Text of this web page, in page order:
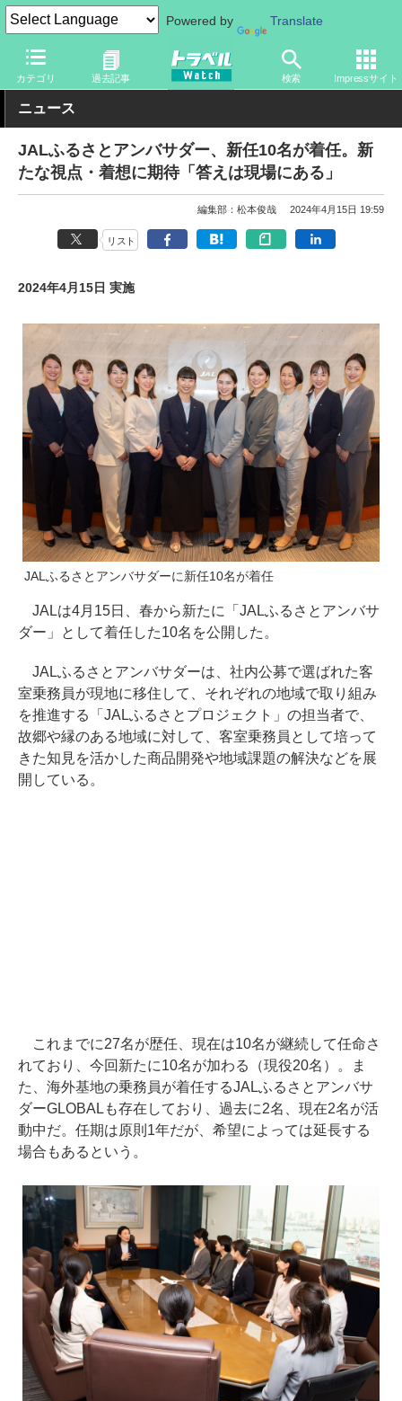
Powered by Translate
カテゴリ 過去記事 検索 Impressサイト
トラベル Watch 企業・政府・官庁 国内エアライン JAL
ニュース
JALふるさとアンバサダー、新任10名が着任。新
たな視点・着想に期待「答えは現場にある」
編集部：松本俊哉 2024年4月15日 19:59
リスト
2024年4月15日 実施
JALふるさとアンバサダーに新任10名が着任
JALは4月15日、春から新たに「JALふるさとアンバサ
ダー」として着任した10名を公開した。
JALふるさとアンバサダーは、社内公募で選ばれた客
室乗務員が現地に移住して、それぞれの地域で取り組み
を推進する「JALふるさとプロジェクト」の担当者で、
故郷や縁のある地域に対して、客室乗務員として培って
きた知見を活かした商品開発や地域課題の解決などを展
開している。
これまでに27名が歴任、現在は10名が継続して任命さ
れており、今回新たに10名が加わる（現役20名）。ま
た、海外基地の乗務員が着任するJALふるさとアンバサ
ダーGLOBALも存在しており、過去に2名、現在2名が活
動中だ。任期は原則1年だが、希望によっては延長する
場合もあるという。